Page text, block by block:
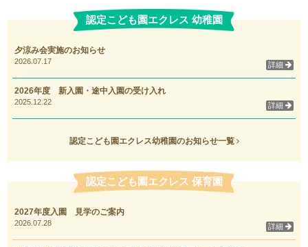
認定こども園エクレス 幼稚園
夕涼み会実施のお知らせ
2026.07.17 詳細
2026年度 新入園・途中入園の受け入れ
2025.12.22 詳細
認定こども園エクレス幼稚園のお知らせ一覧
認定こども園エクレス 保育園
2027年度入園 見学のご案内
2026.07.28 詳細